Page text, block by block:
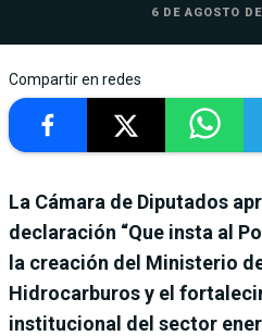
6 DE AGOSTO
Compartir en redes
La Cámara de Diputados
declaración “Que insta al
la creación del Ministerio
Hidrocarburos y el
institucional del sector